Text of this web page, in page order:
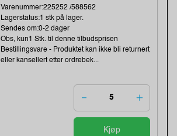
Varenummer:225252 /588562
Lagerstatus:1 stk på lager.
Sendes om:0-2 dager
Obs, kun1 Stk. til denne tilbudsprisen
Bestillingsvare - Produktet kan ikke bli returnert
eller kansellert etter ordrebek...
Kjøp